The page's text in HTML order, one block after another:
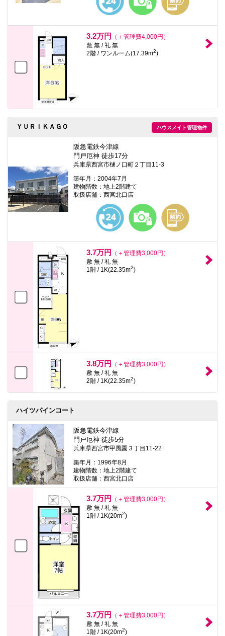
3.2万円
（＋管理費4,000円）
敷 無 / 礼 無
2階 / ワンルーム(17.39m2)
ハウスメイト管理物件
ＹＵＲＩＫＡＧＯ
阪急電鉄今津線
門戸厄神 徒歩17分
兵庫県西宮市樋ノ口町２丁目11-3
築年月：2004年7月
建物階数：地上2階建て
取扱店舗：西宮北口店
3.7万円
（＋管理費3,000円）
敷 無 / 礼 無
1階 / 1K(22.35m2)
3.8万円
（＋管理費3,000円）
敷 無 / 礼 無
2階 / 1K(22.35m2)
ハイツパインコート
阪急電鉄今津線
門戸厄神 徒歩5分
兵庫県西宮市甲風園３丁目11-22
築年月：1996年8月
建物階数：地上2階建て
取扱店舗：西宮北口店
3.7万円
（＋管理費3,000円）
敷 無 / 礼 無
1階 / 1K(20m2)
3.7万円
（＋管理費3,000円）
敷 無 / 礼 無
1階 / 1K(20m2)